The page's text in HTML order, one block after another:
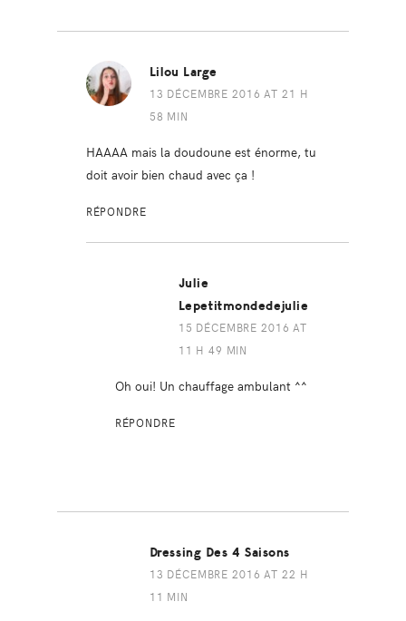
Lilou Large
13 DÉCEMBRE 2016 AT 21 H
58 MIN
HAAAA mais la doudoune est énorme, tu
doit avoir bien chaud avec ça !
RÉPONDRE
Julie
Lepetitmondedejulie
15 DÉCEMBRE 2016 AT
11 H 49 MIN
Oh oui! Un chauffage ambulant ^^
RÉPONDRE
Dressing Des 4 Saisons
13 DÉCEMBRE 2016 AT 22 H
11 MIN